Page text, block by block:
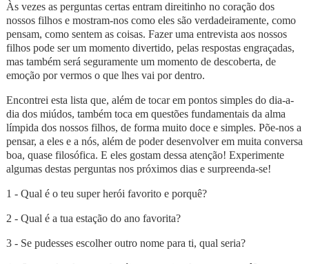
Às vezes as perguntas certas entram direitinho no coração dos
nossos filhos e mostram-nos como eles são verdadeiramente, como
pensam, como sentem as coisas. Fazer uma entrevista aos nossos
filhos pode ser um momento divertido, pelas respostas engraçadas,
mas também será seguramente um momento de descoberta, de
emoção por vermos o que lhes vai por dentro.
Encontrei esta lista que, além de tocar em pontos simples do dia-a-
dia dos miúdos, também toca em questões fundamentais da alma
límpida dos nossos filhos, de forma muito doce e simples. Põe-nos a
pensar, a eles e a nós, além de poder desenvolver em muita conversa
boa, quase filosófica. E eles gostam dessa atenção! Experimente
algumas destas perguntas nos próximos dias e surpreenda-se!
1 - Qual é o teu super herói favorito e porquê?
2 - Qual é a tua estação do ano favorita?
3 - Se pudesses escolher outro nome para ti, qual seria?